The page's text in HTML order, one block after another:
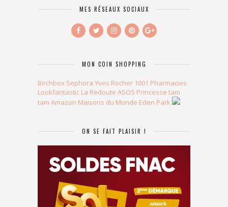
MES RÉSEAUX SOCIAUX
MON COIN SHOPPING
Birchbox Sephora Yves Rocher 1001 Pharmacies
Lookfantastic La Redoute ASOS Princesse tam
tam Amazon Maisons du Monde Eden Park
ON SE FAIT PLAISIR !